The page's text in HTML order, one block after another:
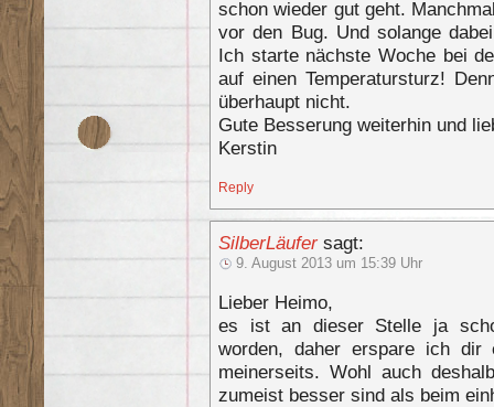
schon wieder gut geht.
vor den Bug. Und solange
Ich starte nächste Woche bei
auf einen Temperatursturz!
überhaupt nicht.
Gute Besserung weiterhin und
Kerstin
Reply
SilberLäufer sagt:
9. August 2013 um 15:39 Uhr
Lieber Heimo,
es ist an dieser Stelle ja
worden, daher erspare ich dir
meinerseits. Wohl auch
zumeist besser sind als beim